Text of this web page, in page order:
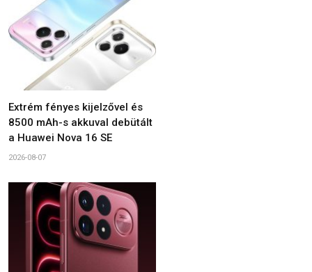
Extrém fényes kijelzővel és
8500 mAh-s akkuval debütált
a Huawei Nova 16 SE
2026-08-07